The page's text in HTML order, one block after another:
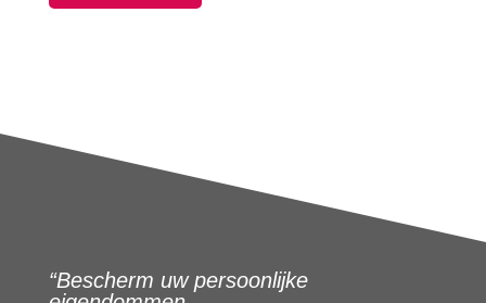
“Bescherm uw persoonlijke